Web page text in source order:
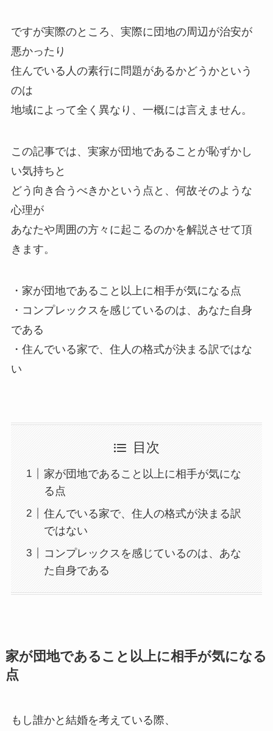
ですが実際のところ、実際に団地の周辺が治安が
悪かったり
住んでいる人の素行に問題があるかどうかという
のは
地域によって全く異なり、一概には言えません。
この記事では、実家が団地であることが恥ずかし
い気持ちと
どう向き合うべきかという点と、何故そのような
心理が
あなたや周囲の方々に起こるのかを解説させて頂
きます。
・家が団地であること以上に相手が気になる点
・コンプレックスを感じているのは、あなた自身
である
・住んでいる家で、住人の格式が決まる訳ではな
い
目次
家が団地であること以上に相手が気にな
る点
住んでいる家で、住人の格式が決まる訳
ではない
コンプレックスを感じているのは、あな
た自身である
家が団地であること以上に相手が気になる
点
もし誰かと結婚を考えている際、